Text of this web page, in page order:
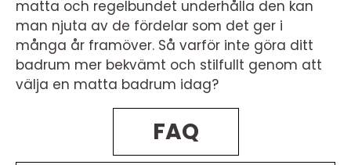
matta och regelbundet underhålla den kan
man njuta av de fördelar som det ger i
många år framöver. Så varför inte göra ditt
badrum mer bekvämt och stilfullt genom att
välja en matta badrum idag?
FAQ